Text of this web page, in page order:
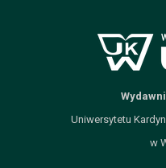
Uniwersytetu
w